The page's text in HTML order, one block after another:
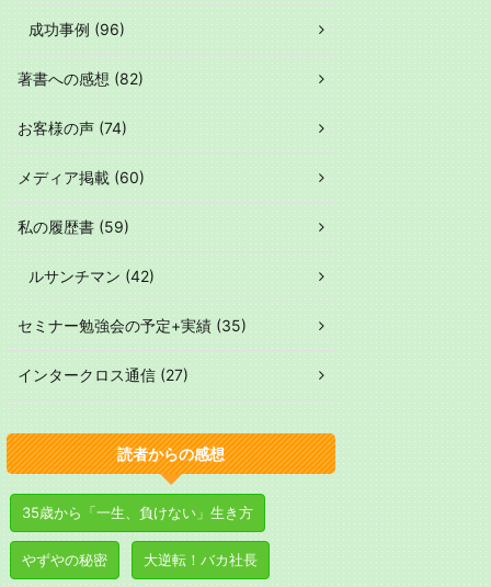
成功事例 (96)
著書への感想 (82)
お客様の声 (74)
メディア掲載 (60)
私の履歴書 (59)
ルサンチマン (42)
セミナー勉強会の予定+実績 (35)
インタークロス通信 (27)
読者からの感想
35歳から「一生、負けない」生き方
やずやの秘密 大逆転！バカ社長